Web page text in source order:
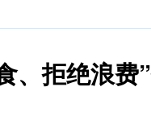
、拒绝浪费